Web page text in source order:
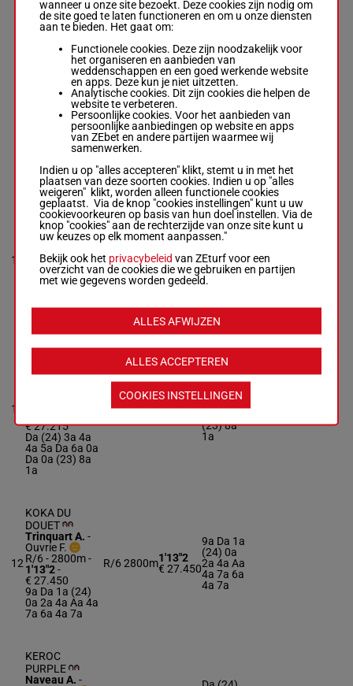
(24) 0a 4a 5a
2a 5a 6a 2a
KISS ME DE
MADKER
Gallon B.-
Mallet Ch.A.
M/6 - 2800m-
-
(24) Da 5a 9a
1a Da 4a 3a Da
M/62800m1'13"1
€ 26.135
(24) Da
5a 9a 1a
Da 4a 3a
Da Da 0a
(23) 9a
4a
10
KAZAN
TONIQUE
Herivaux Fla.-
R/5 - 2800m
1'16"3-
€ 27.075
(23) 1a Da 1a
R/52800m1'16"3
€ 27.075
(24) 1a
1a 3a
(23) 1a
Da 1a
11
KORRIGAN DU
€ 27.215
Da (24) 3a 4a
4a 5a Da 6a 0a
Da 0a (23) 8a
1a
R/52800m1'15"4
Da (24)
3a 4a 4a
5a Da 6a
(23) 8a
1a
12
KOKA DU
DOUET
Trinquart A. -
Ouvrie F.
R/6 - 2800m-
1'13"2-
€ 27.450
9a Da 1a (24)
0a 2a 4a Aa 4a
7a 6a 4a 7a
R/6 2800m1'13"2
€ 27.450
9a Da 1a
(24) 0a
2a 4a Aa
4a 7a 6a
4a 7a
KEROC
PURPLE
Naveau A. -
wanneer u onze site bezoekt. Deze cookies zijn nodig om
de site goed te laten functioneren en om u onze diensten
aan te bieden. Het gaat om:
Functionele cookies. Deze zijn noodzakelijk voor
het organiseren en aanbieden van
weddenschappen en een goed werkende website
en apps. Deze kun je niet uitzetten.
Analytische cookies. Dit zijn cookies die helpen de
website te verbeteren.
Persoonlijke cookies. Voor het aanbieden van
persoonlijke aanbiedingen op website en apps
van ZEbet en andere partijen waarmee wij
samenwerken.
Indien u op "alles accepteren" klikt, stemt u in met het
plaatsen van deze soorten cookies. Indien u op "alles
weigeren" klikt, worden alleen functionele cookies
geplaatst. Via de knop "cookies instellingen" kunt u uw
cookievoorkeuren op basis van hun doel instellen. Via de
knop "cookies" aan de rechterzijde van onze site kunt u
uw keuzes op elk moment aanpassen."
Bekijk ook het privacybeleid van ZEturf voor een
overzicht van de cookies die we gebruiken en partijen
met wie gegevens worden gedeeld.
ALLES ACCEPTEREN
ALLES AFWIJZEN
COOKIES INSTELLINGEN